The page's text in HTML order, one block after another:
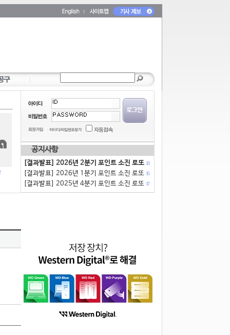
공지사항
[결과발표] 2026년 2분기 포인트 소진 로또 13
[결과발표] 2026년 1분기 포인트 소진 로또 15
[결과발표] 2025년 4분기 포인트 소진 로또 17